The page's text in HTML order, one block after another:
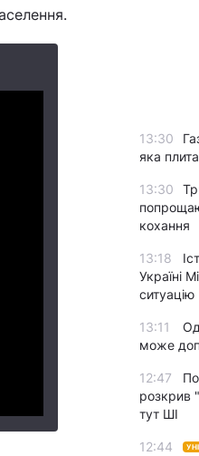
13:30
яка
13:30
кохання
13:18
Україні
ситуацію
13:11
може
12:47
розкрив
тут ШІ
12:44